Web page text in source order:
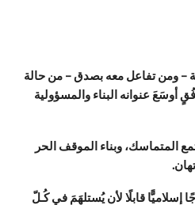
– ومن تفاعل معه بصدق – من حالة
أوسَعَ عنوانه البناء والمسؤولية
المتماسك، وبناء الموقف الحر
قابلًا لأن يُستلهَمَ في كُـلّ